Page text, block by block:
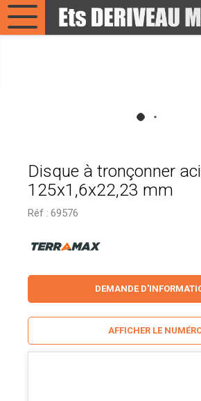
Disque à tronçonner
125x1,6x22,23 mm
Réf : 69576
DEMANDE
AFFICHER LE